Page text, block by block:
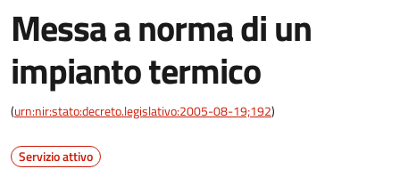
Messa a norma di un
impianto termico
(urn:nir:stato:decreto.legislativo:2005-08-19;192)
Servizio attivo